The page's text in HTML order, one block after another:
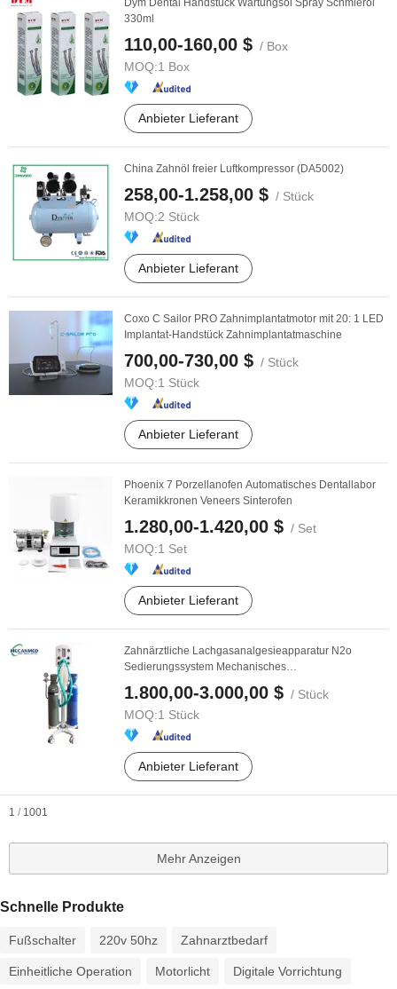
Dym Dental Handstück Wartungsöl Spray Schmieröl
330ml
110,00-160,00 $ / Box
MOQ:1 Box
Anbieter Lieferant
China Zahnöl freier Luftkompressor (DA5002)
258,00-1.258,00 $ / Stück
MOQ:2 Stück
Anbieter Lieferant
Coxo C Sailor PRO Zahnimplantatmotor mit 20: 1 LED
Implantat-Handstück Zahnimplantatmaschine
700,00-730,00 $ / Stück
MOQ:1 Stück
Anbieter Lieferant
Phoenix 7 Porzellanofen Automatisches Dentallabor
Keramikkronen Veneers Sinterofen
1.280,00-1.420,00 $ / Set
MOQ:1 Set
Anbieter Lieferant
Zahnärztliche Lachgasanalgesieapparatur N2o
Sedierungssystem Mechanisches
1.800,00-3.000,00 $ / Stück
MOQ:1 Stück
Anbieter Lieferant
1 / 1001
Mehr Anzeigen
Schnelle Produkte
Fußschalter 220v 50hz Zahnarztbedarf
Einheitliche Operation Motorlicht Digitale Vorrichtung